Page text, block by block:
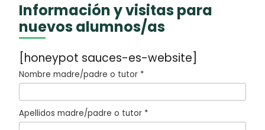
Información y visitas para
nuevos alumnos/as
[honeypot sauces-es-website]
Nombre madre/padre o tutor *
Apellidos madre/padre o tutor *